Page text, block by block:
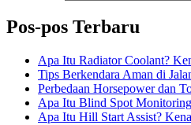
Pos-pos Terbaru
Apa Itu Radiator Coolant?
Tips Berkendara Aman di
Perbedaan Horsepower dan
Apa Itu Blind Spot
Apa Itu Hill Start Assist?